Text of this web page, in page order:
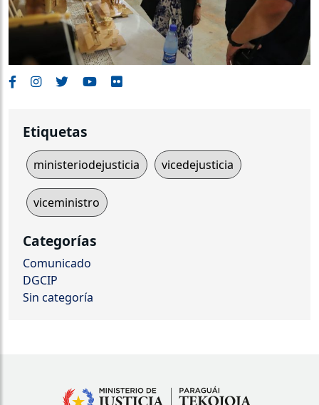
Etiquetas
ministeriodejusticia vicedejusticia
viceministro
Categorías
Comunicado
DGCIP
Sin categoría